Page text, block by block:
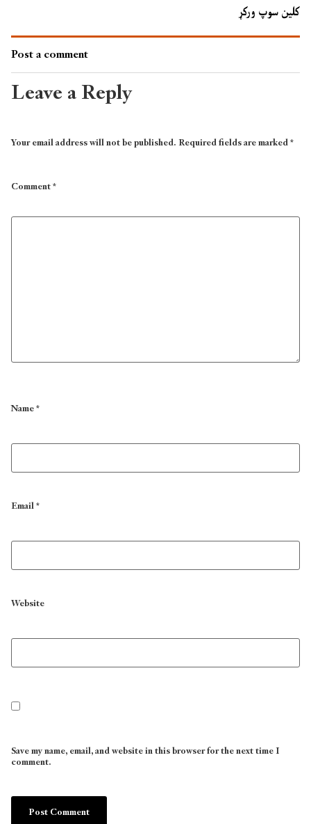
کلین سوپ ورکړ
Post a comment
Leave a Reply
Your email address will not be published.Required fields are marked*
Comment*
Name*
Email*
Website
Save my name, email, and website in this browser for the next time I
comment.